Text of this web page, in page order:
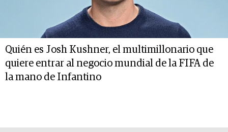
Quién es Josh Kushner, el multimillonario que
quiere entrar al negocio mundial de la FIFA de
la mano de Infantino